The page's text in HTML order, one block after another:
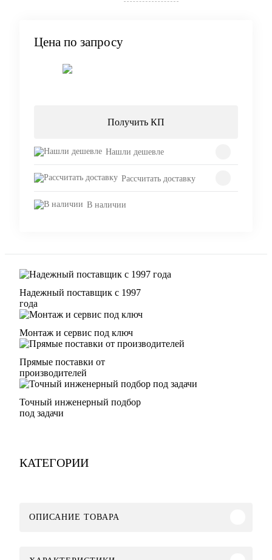
Цена по запросу
Получить КП
Нашли дешевле
Рассчитать доставку
В наличии
Надежный поставщик с 1997
года
Монтаж и сервис под ключ
Прямые поставки от
производителей
Точный инженерный подбор
под задачи
КАТЕГОРИИ
ОПИСАНИЕ ТОВАРА